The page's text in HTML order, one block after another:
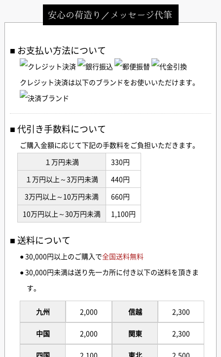
安心の荷造り／メッセージ代筆
お支払い方法について
クレジット決済は以下のブランドをお使いいただけます。
代引き手数料について
ご購入金額に応じて下記の手数料をご負担いただきます。
１万円未満
330円
１万円以上～3万円未満
440円
3万円以上～10万円未満
660円
10万円以上～30万円未満
1,100円
送料について
● 30,000円以上のご購入で全国送料無料
● 30,000円未満は送り先一カ所に付き以下の送料を頂きま
す。
九州
中国
四国
2,000
2,000
2,100
信越
関東
東北
2,300
2,300
2,500